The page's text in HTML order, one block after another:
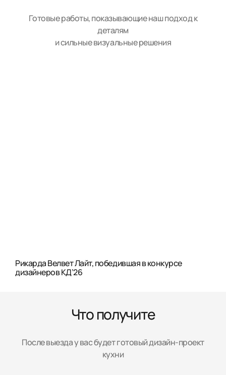
Готовые работы, показывающие наш подход к
деталям
и сильные визуальные решения
Рикарда Велвет Лайт, победившая в конкурсе
дизайнеров КД’26
Что получите
После выезда у вас будет готовый дизайн-проект
кухни